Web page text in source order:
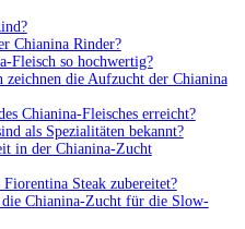
Chianina Rinder?
Fleisch so hochwertig?
zeichnen die Aufzucht der Chianina
Chianina-Fleisches erreicht?
als Spezialitäten bekannt?
in der Chianina-Zucht
Steak zubereitet?
die Chianina-Zucht für die Slow-